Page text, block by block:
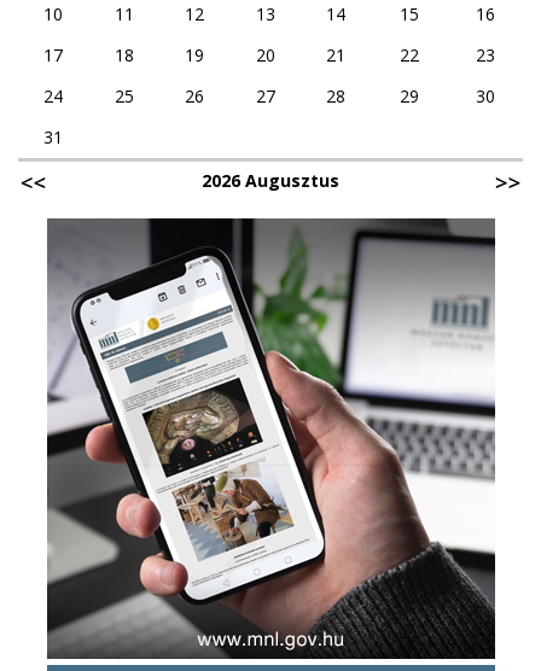
10
11 12 13 14 15
16
17
18 19 20 21 22
23
24
25 26 27 28 29
30
31
2026 Augusztus